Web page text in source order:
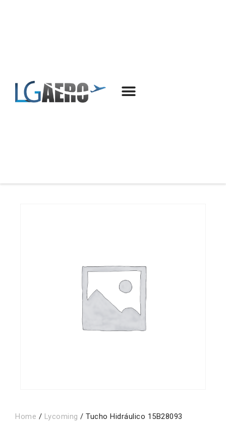
Home / Lycoming / Tucho Hidráulico 15B28093